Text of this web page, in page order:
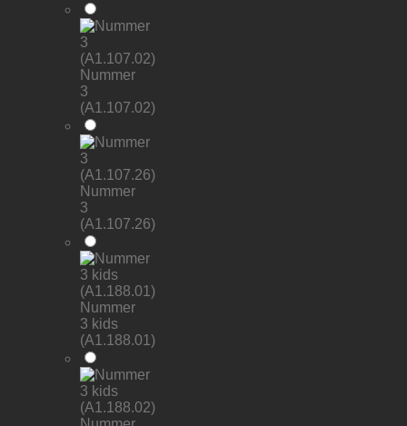
Nummer
3
(A1.107.02)
Nummer
3
(A1.107.26)
Nummer
3 kids
(A1.188.01)